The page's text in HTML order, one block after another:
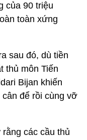
của 90 triệu
toàn xứng
sau đó, dù tiền
thủ môn Tiến
Bijan khiến
để rồi cùng vỡ
các cầu thủ